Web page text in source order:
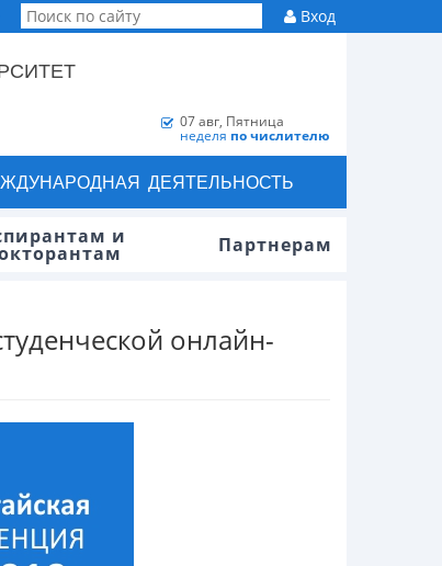
Вход
07 авг, Пятница
неделя по числителю
ДЕЯТЕЛЬНОСТЬ
и Партнерам
онлайн-